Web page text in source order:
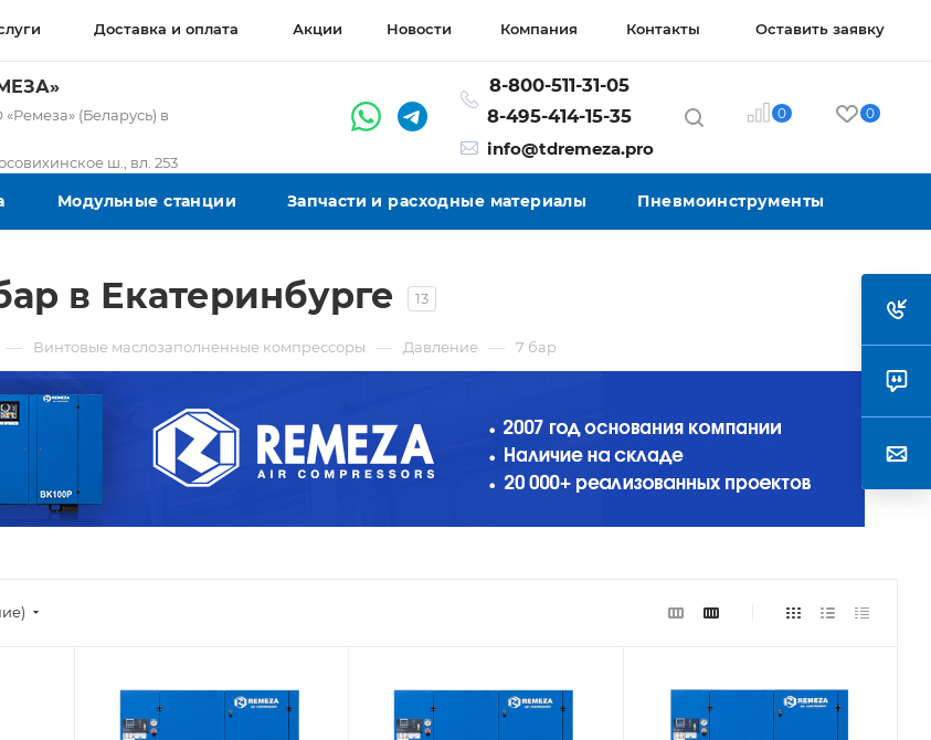
Доставка и оплата Акции Новости Компания Контакты Оставить заявку
(Беларусь) в
ш., вл. 253
8-800-511-31-05
8-495-414-15-35
info@tdremeza.pro
0 0
Модульные станции Запчасти и расходные материалы Пневмоинструменты
в Екатеринбурге 13
— Винтовые маслозаполненные компрессоры — Давление — 7 бар